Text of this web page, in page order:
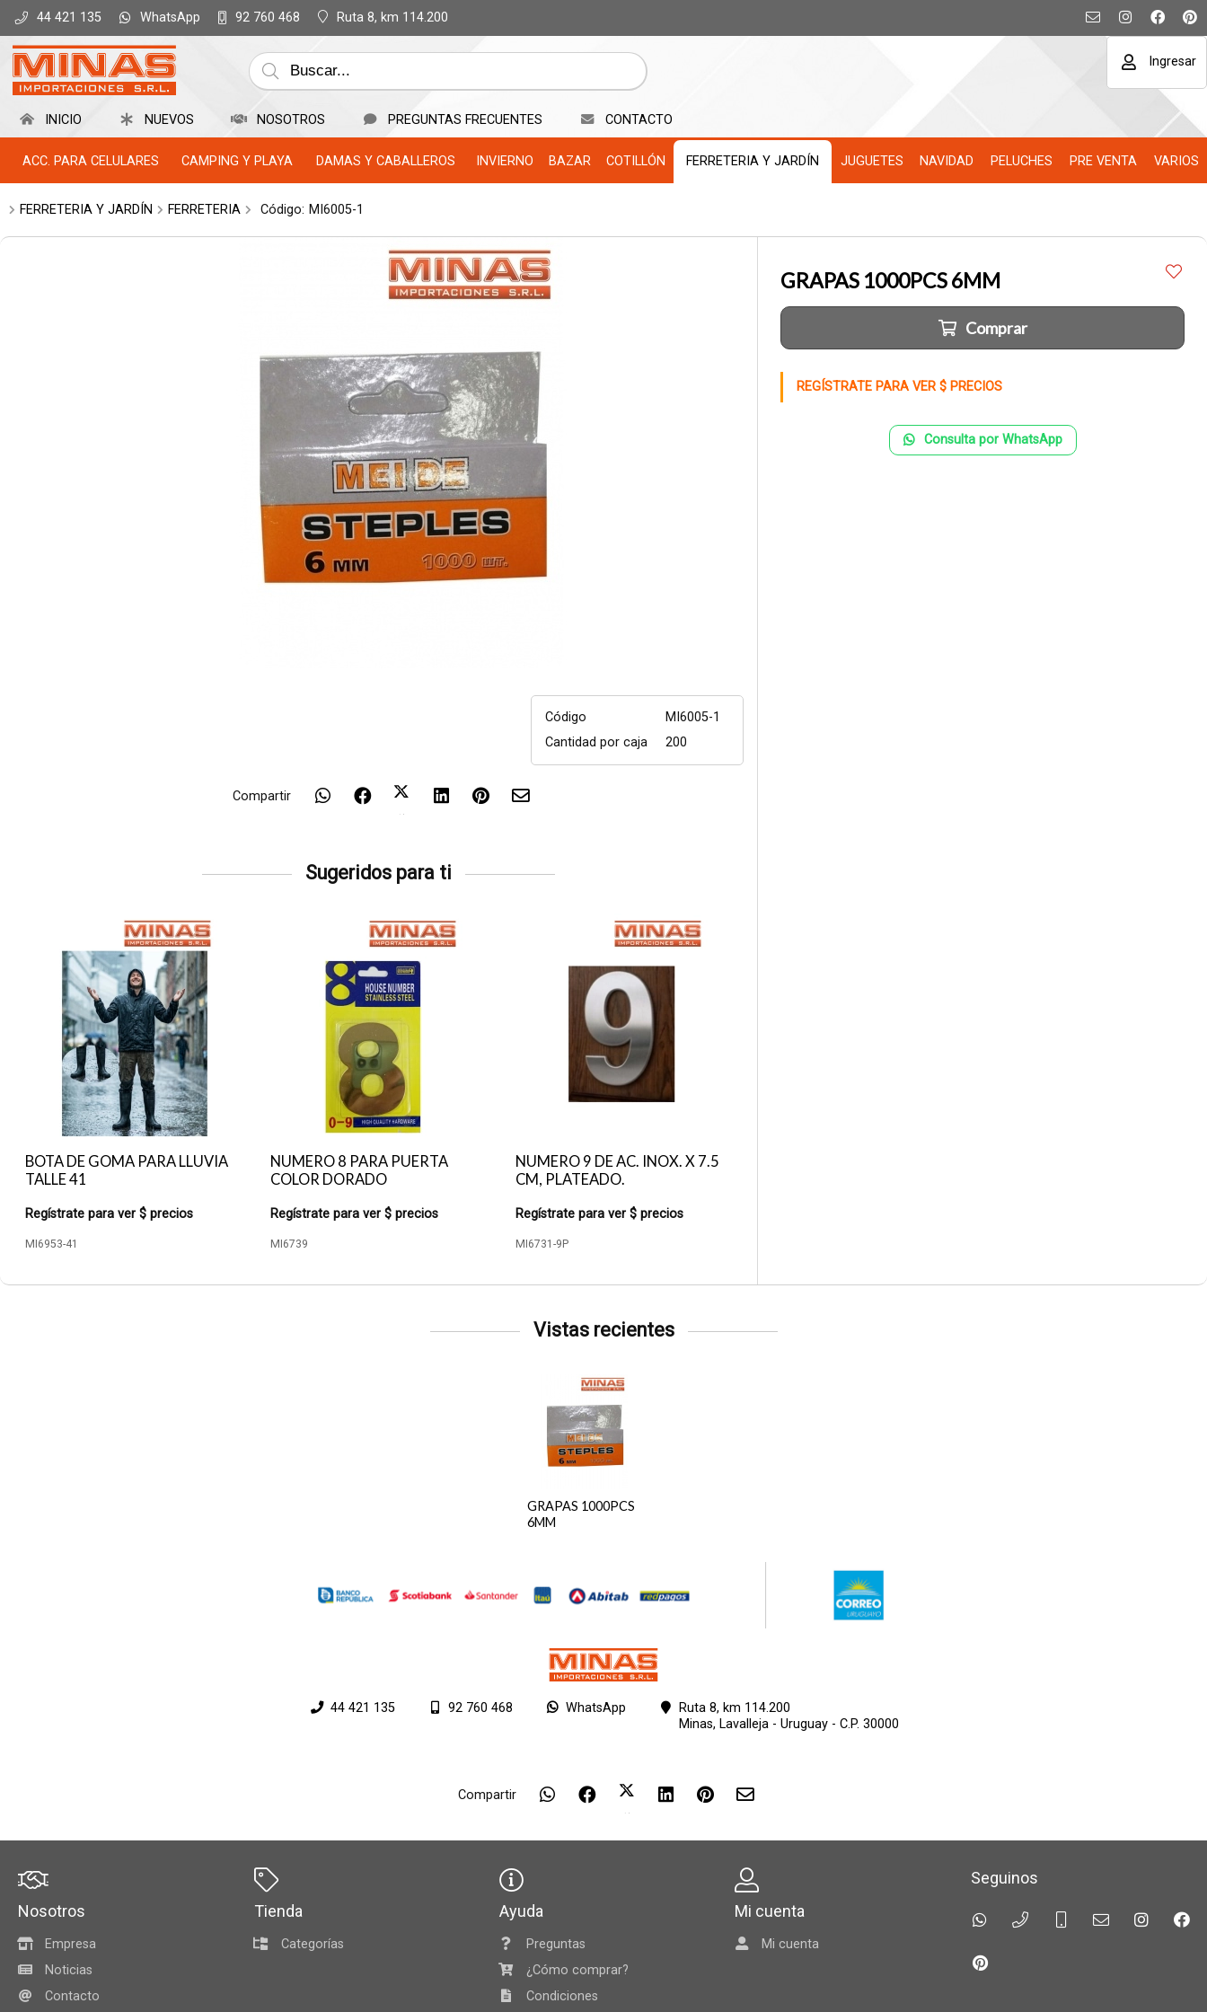
44 421 135 WhatsApp 92 760 468 Ruta 8, km 114.200
Ingresar
INICIO NUEVOS NOSOTROS PREGUNTAS FRECUENTES CONTACTO
ACC. PARA CELULARES CAMPING Y PLAYA DAMAS Y CABALLEROS INVIERNO BAZAR COTILLÓN FERRETERIA Y JARDÍN JUGUETES NAVIDAD PELUCHES PRE VENTA VARIOS
FERRETERIA Y JARDÍN FERRETERIA Código: MI6005-1
Código
MI6005-1
Cantidad por caja
200
Compartir
Sugeridos para ti
BOTA DE GOMA PARA LLUVIA
TALLE 41
Regístrate para ver $ precios
MI6953-41
NUMERO 8 PARA PUERTA
COLOR DORADO
Regístrate para ver $ precios
MI6739
NUMERO 9 DE AC. INOX. X 7.5
CM, PLATEADO.
Regístrate para ver $ precios
MI6731-9P
GRAPAS 1000PCS 6MM
Comprar
REGÍSTRATE PARA VER $ PRECIOS
Consulta por WhatsApp
Vistas recientes
GRAPAS 1000PCS
6MM
44 421 135 92 760 468 WhatsApp
Ruta 8, km 114.200
Minas, Lavalleja - Uruguay - C.P. 30000
Compartir
Nosotros
Empresa
Noticias
Contacto
Tienda
Categorías
Ayuda
Preguntas
¿Cómo comprar?
Condiciones
Mi cuenta
Mi cuenta
Seguinos